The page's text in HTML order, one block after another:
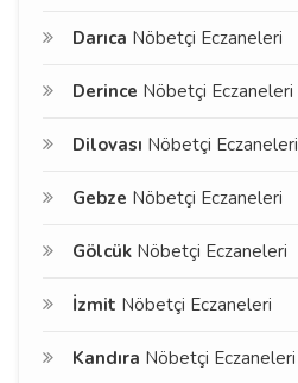
Darıca Nöbetçi Eczaneleri
Derince Nöbetçi Eczaneleri
Dilovası Nöbetçi Eczaneleri
Gebze Nöbetçi Eczaneleri
Gölcük Nöbetçi Eczaneleri
İzmit Nöbetçi Eczaneleri
Kandıra Nöbetçi Eczaneleri